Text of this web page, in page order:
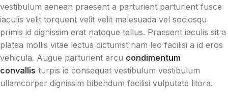
vestibulum aenean praesent a parturient parturient fusce
iaculis velit torquent velit velit malesuada vel sociosqu
primis id dignissim erat natoque tellus. Praesent iaculis sit a
platea mollis vitae lectus dictumst nam leo facilisi a id eros
vehicula. Augue parturient arcu condimentum
convallis turpis id consequat vestibulum vestibulum
ullamcorper dignissim bibendum facilisi vulputate litora.